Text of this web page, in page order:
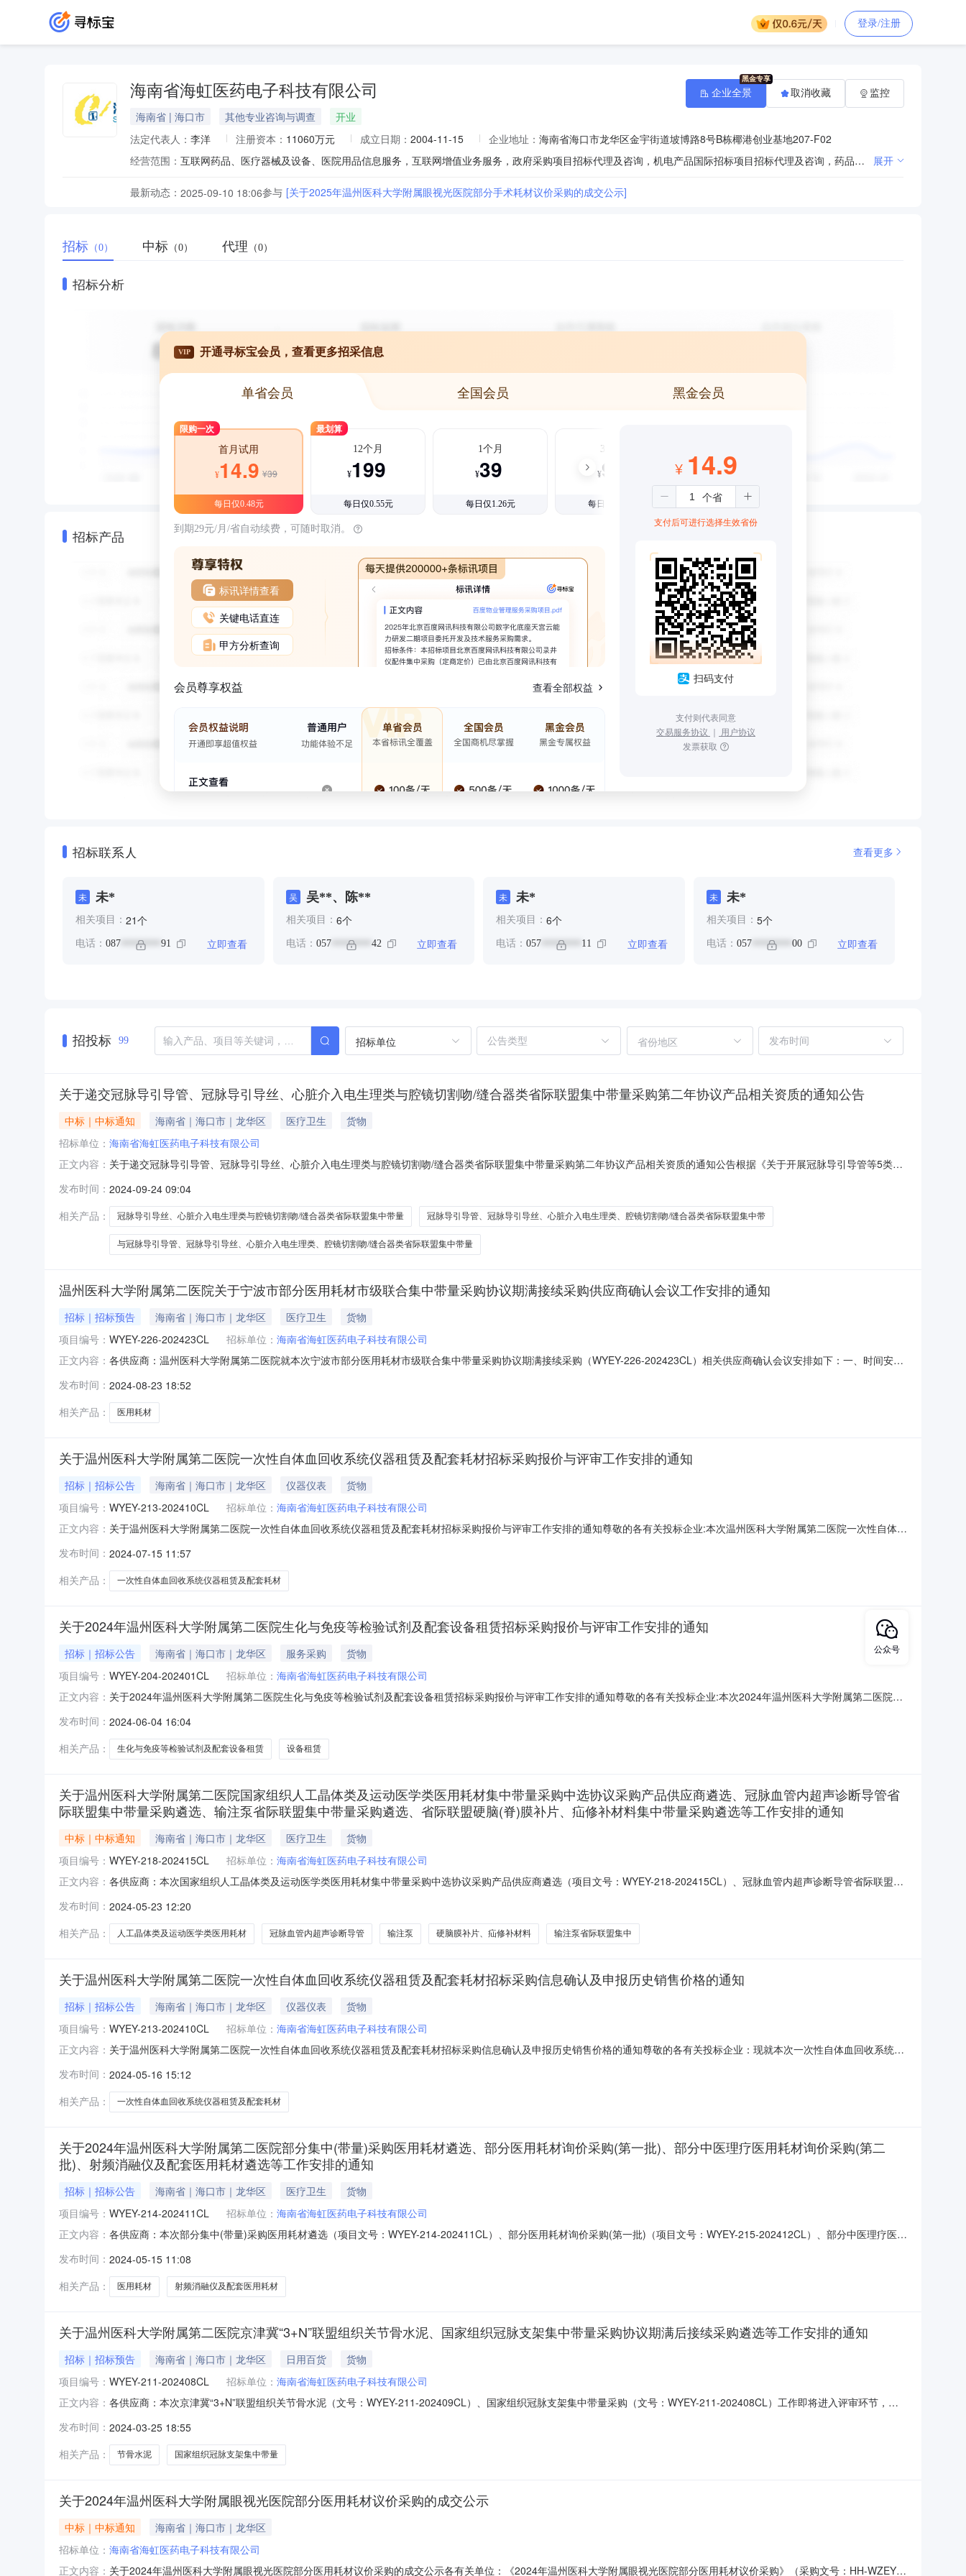
登录/注册
海南省海虹医药电子科技有限公司
海南省 | 海口市 其他专业咨询与调查
开业
法定代表人： 李洋 注册资本： 11060万元 成立日期： 2004-11-15 企业地址： 海南省海口市龙华区金宇街道坡博路8号B栋椰港创业基地207-F02
经营范围：
互联网药品、医疗器械及设备、医院用品信息服务，互联网增值业务服务，政府采购项目招标代理及咨询，机电产品国际招标项目招标代理及咨询，药品、医疗器械及设备、医院用品的招、投标代理及咨询服务，计算机软件产品的开发、研制、制造、销售、咨询、培训、技术支持和服务，计算机及软件产品的装配、调试、实施。计算机硬件的技术开发、销售及相关技术服务、网络产品的技术开发、销售及相关技术服务、计算机信息系统集成以及相关技术咨询（以上均不含专营、专控、专卖商品及限制项目）。 （一般经营项目自主经营，许可经营项目凭相关许可证或者批准文件经营）（依法须经批准的项目，经相关部门批准后方可开展经营活动。） 展开
最新动态： 2025-09-10 18:06参与 [关于2025年温州医科大学附属眼视光医院部分手术耗材议价采购的成交公示]
企业全景 取消收藏 监控
招标 （0） 中标 （0） 代理 （0）
招标分析
招标产品
VIP 开通寻标宝会员，查看更多招采信息
单省会员 全国会员 黑金会员
限购一次
首月试用
¥14.9 ¥39
每日仅0.48元
最划算
12个月
¥199
每日仅0.55元
1个月
¥39
每日仅1.26元
3个月
¥99
每日仅1.08元
到期29元/月/省自动续费，可随时取消。
标讯详情查看
关键电话直连
甲方分析查询
会员尊享权益 查看全部权益
¥ 14.9
支付后可进行选择生效省份
扫码支付
支付则代表同意
交易服务协议 ｜ 用户协议
发票获取
招标联系人 查看更多
未 未*
相关项目： 21个
电话： 087 ******** 91 立即查看
吴 吴**、陈**
相关项目： 6个
电话： 057 ******** 42 立即查看
未 未*
相关项目： 6个
电话： 057 ******** 11 立即查看
未 未*
相关项目： 5个
电话： 057 ******** 00 立即查看
招投标 99 招标单位 省份地区
关于递交冠脉导引导管、冠脉导引导丝、心脏介入电生理类与腔镜切割吻/缝合器类省际联盟集中带量采购第二年协议产品相关资质的通知公告
中标｜中标通知 海南省｜海口市｜龙华区 医疗卫生
货物
招标单位： 海南省海虹医药电子科技有限公司
正文内容： 关于递交冠脉导引导管、冠脉导引导丝、心脏介入电生理类与腔镜切割吻/缝合器类省际联盟集中带量采购第二年协议产品相关资质的通知公告根据《关于开展冠脉导引导管等5类医
合器类省际联盟集中带量采购中选产品，现对相关产品及企业资质材料进行收集。有关事项如下:一、遴选产品清单具体遴选产品清单详见公告附件1二、成交周期及采购方式与冠脉
导引导管、冠脉导引导丝、心脏介入电生理类
发布时间： 2024-09-24 09:04
相关产品：
冠脉导引导丝、心脏介入电生理类与腔镜切割吻/缝合器类省际联盟集中带量 冠脉导引导管、冠脉导引导丝、心脏介入电生理类、腔镜切割吻/缝合器类省际联盟集中带
与冠脉导引导管、冠脉导引导丝、心脏介入电生理类、腔镜切割吻/缝合器类省际联盟集中带量
温州医科大学附属第二医院关于宁波市部分医用耗材市级联合集中带量采购协议期满接续采购供应商确认会议工作安排的通知
招标｜招标预告 海南省｜海口市｜龙华区 医疗卫生
货物
项目编号： WYEY-226-202423CL 招标单位： 海南省海虹医药电子科技有限公司
正文内容： 各供应商：温州医科大学附属第二医院就本次宁波市部分医用耗材市级联合集中带量采购协议期满接续采购（WYEY-226-202423CL）相关供应商确认会议安排如下：一、时间安排
政北楼1009会议室二、联系方式：采购方联系人：吴女士联系电话：0577-85676842服务机构联系人：陈先生联系电话：0577-88980211服务机构联系地址：温州市鹿城区车
发布时间： 2024-08-23 18:52
相关产品：
医用耗材
关于温州医科大学附属第二医院一次性自体血回收系统仪器租赁及配套耗材招标采购报价与评审工作安排的通知
招标｜招标公告 海南省｜海口市｜龙华区 仪器仪表
货物
项目编号： WYEY-213-202410CL 招标单位： 海南省海虹医药电子科技有限公司
正文内容： 关于温州医科大学附属第二医院一次性自体血回收系统仪器租赁及配套耗材招标采购报价与评审工作安排的通知尊敬的各有关投标企业:本次温州医科大学附属第二医院一次性自体血
月16日17:00截止。申报地址：http://smix.emedchina.cn/Account/LoginOn步骤：登录账号项目管理项目产品报价报价查看报价指南与报价原
发布时间： 2024-07-15 11:57
相关产品：
一次性自体血回收系统仪器租赁及配套耗材
关于2024年温州医科大学附属第二医院生化与免疫等检验试剂及配套设备租赁招标采购报价与评审工作安排的通知
招标｜招标公告 海南省｜海口市｜龙华区 服务采购
货物
项目编号： WYEY-204-202401CL 招标单位： 海南省海虹医药电子科技有限公司
正文内容： 关于2024年温州医科大学附属第二医院生化与免疫等检验试剂及配套设备租赁招标采购报价与评审工作安排的通知尊敬的各有关投标企业:本次2024年温州医科大学附属第二医院生
2024年6月6日17:00截止。申报地址：http://smix.emedchina.cn/Account/LoginOn步骤：登录账号项目管理项目产品报价报价查看报价指南
发布时间： 2024-06-04 16:04
相关产品：
生化与免疫等检验试剂及配套设备租赁 设备租赁
关于温州医科大学附属第二医院国家组织人工晶体类及运动医学类医用耗材集中带量采购中选协议采购产品供应商遴选、冠脉血管内超声诊断导管省
际联盟集中带量采购遴选、输注泵省际联盟集中带量采购遴选、省际联盟硬脑(脊)膜补片、疝修补材料集中带量采购遴选等工作安排的通知
中标｜中标通知 海南省｜海口市｜龙华区 医疗卫生
货物
项目编号： WYEY-218-202415CL 招标单位： 海南省海虹医药电子科技有限公司
正文内容： 各供应商：本次国家组织人工晶体类及运动医学类医用耗材集中带量采购中选协议采购产品供应商遴选（项目文号：WYEY-218-202415CL）、冠脉血管内超声诊断导管省际联盟集
量采购遴选（项目文号：WYEY-206-202403CL）工作即将进入会议确认环节，具体安排如下：一、会议安排签到时间：2024年5月24日8:20前签到被授权人
发布时间： 2024-05-23 12:20
相关产品：
人工晶体类及运动医学类医用耗材 冠脉血管内超声诊断导管 输注泵 硬脑膜补片、疝修补材料 输注泵省际联盟集中
关于温州医科大学附属第二医院一次性自体血回收系统仪器租赁及配套耗材招标采购信息确认及申报历史销售价格的通知
招标｜招标公告 海南省｜海口市｜龙华区 仪器仪表
货物
项目编号： WYEY-213-202410CL 招标单位： 海南省海虹医药电子科技有限公司
正文内容： 关于温州医科大学附属第二医院一次性自体血回收系统仪器租赁及配套耗材招标采购信息确认及申报历史销售价格的通知尊敬的各有关投标企业：现就本次一次性自体血回收系统仪
审核结果确认时间定于2024年5月17日上午9：00至2024年5月17日下午16:00。投标企业可登录数据管理平台查看相关信息：一、投标产品信息网上查询步骤数据管理平台网址：
http://
发布时间： 2024-05-16 15:12
相关产品：
一次性自体血回收系统仪器租赁及配套耗材
关于2024年温州医科大学附属第二医院部分集中(带量)采购医用耗材遴选、部分医用耗材询价采购(第一批)、部分中医理疗医用耗材询价采购(第二
批)、射频消融仪及配套医用耗材遴选等工作安排的通知
招标｜招标公告 海南省｜海口市｜龙华区 医疗卫生
货物
项目编号： WYEY-214-202411CL 招标单位： 海南省海虹医药电子科技有限公司
正文内容： 各供应商：本次部分集中(带量)采购医用耗材遴选（项目文号：WYEY-214-202411CL）、部分医用耗材询价采购(第一批)（项目文号：WYEY-215-202412CL）、部分中医理疗医用
一、评审安排签到时间：2024年5月17日8:20前签到被授权人务必携带本人身份证（如有更换新的被授权人现场递交新的法定代表人授权书）签到地点：
发布时间： 2024-05-15 11:08
相关产品：
医用耗材 射频消融仪及配套医用耗材
关于温州医科大学附属第二医院京津冀“3+N”联盟组织关节骨水泥、国家组织冠脉支架集中带量采购协议期满后接续采购遴选等工作安排的通知
招标｜招标预告 海南省｜海口市｜龙华区 日用百货
货物
项目编号： WYEY-211-202408CL 招标单位： 海南省海虹医药电子科技有限公司
正文内容： 各供应商：本次京津冀“3+N”联盟组织关节骨水泥（文号：WYEY-211-202409CL）、国家组织冠脉支架集中带量采购（文号：WYEY-211-202408CL）工作即将进入评审环节，具
附属第二医院龙湾院区行政北楼809会议室二、联系方式：采购方联系人：陈女士联系电话：0577-85676842服务机构联系人：陈先生联系电话：0577-88980
发布时间： 2024-03-25 18:55
相关产品：
节骨水泥 国家组织冠脉支架集中带量
关于2024年温州医科大学附属眼视光医院部分医用耗材议价采购的成交公示
中标｜中标通知
海南省｜海口市｜龙华区
招标单位： 海南省海虹医药电子科技有限公司
正文内容： 关于2024年温州医科大学附属眼视光医院部分医用耗材议价采购的成交公示各有关单位：《2024年温州医科大学附属眼视光医院部分医用耗材议价采购》（采购文号：HH-WZEYE-
公众号